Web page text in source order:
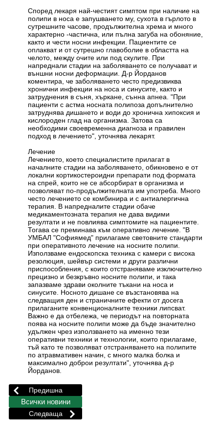
Според лекаря най-честият симптом при наличие на
полипи в носа е запушването му, сухота в гърлото в
сутрешните часове, продължителна хрема и много
характерно -частична, или пълна загуба на обоняние,
както и чести носни инфекции. Пациентите се
оплакват и от сутрешно главоболие в областта на
челото, между очите или под скулите. При
напреднали стадии на заболяването се получават и
външни носни деформации. Д-р Йорданов
коментира, че заболяването често предизвиква
хронични инфекции на носа и синусите, както и
затруднения в съня, хъркане, сънна апнеа. "При
пациенти с астма носната полипоза допълнително
затруднява дишането и води до хронична хипоксия и
кислороден глад на организма. Затова са
необходими своевременна диагноза и правилен
подход в лечението", уточнява лекарят.
Лечение
Лечението, което специалистите прилагат в
началните стадии на заболяването, обикновено е от
локални кортикостероидни препарати под формата
на спрей, които не се абсорбират в организма и
позволяват по-продължителната им употреба. Много
често лечението се комбинира и с антиалергична
терапия. В напредналите стадии обаче
медикаментозната терапия не дава видими
резултати и не повлиява симптомите на пациентите.
Тогава се преминава към оперативно лечение. "В
УМБАЛ "Софиямед" прилагаме световните стандарти
при оперативното лечение на носните полипи.
Използваме ендоскопска техника с камери с висока
резолюция, шейвър системи и други различни
приспособления, с които отстраняваме изключително
прецизно и безкръвно носните полипи, и така
запазваме здрави околните тъкани на носа и
синусите. Носното дишане се възстановява на
следващия ден и страничните ефекти от досега
прилаганите конвенционалните техники липсват.
Важно е да отбележа, че периодът на повторната
поява на носните полипи може да бъде значително
удължен чрез използването на именно тези
оперативни техники и технологии, които прилагаме,
тъй като те позволяват отстраняването на полипите
по атравмативен начин, с много малка болка и
максимално доброи резултати", уточнява д-р
Йорданов.